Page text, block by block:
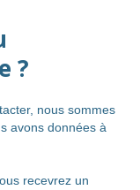
?
nous sommes
avons données à
recevrez un